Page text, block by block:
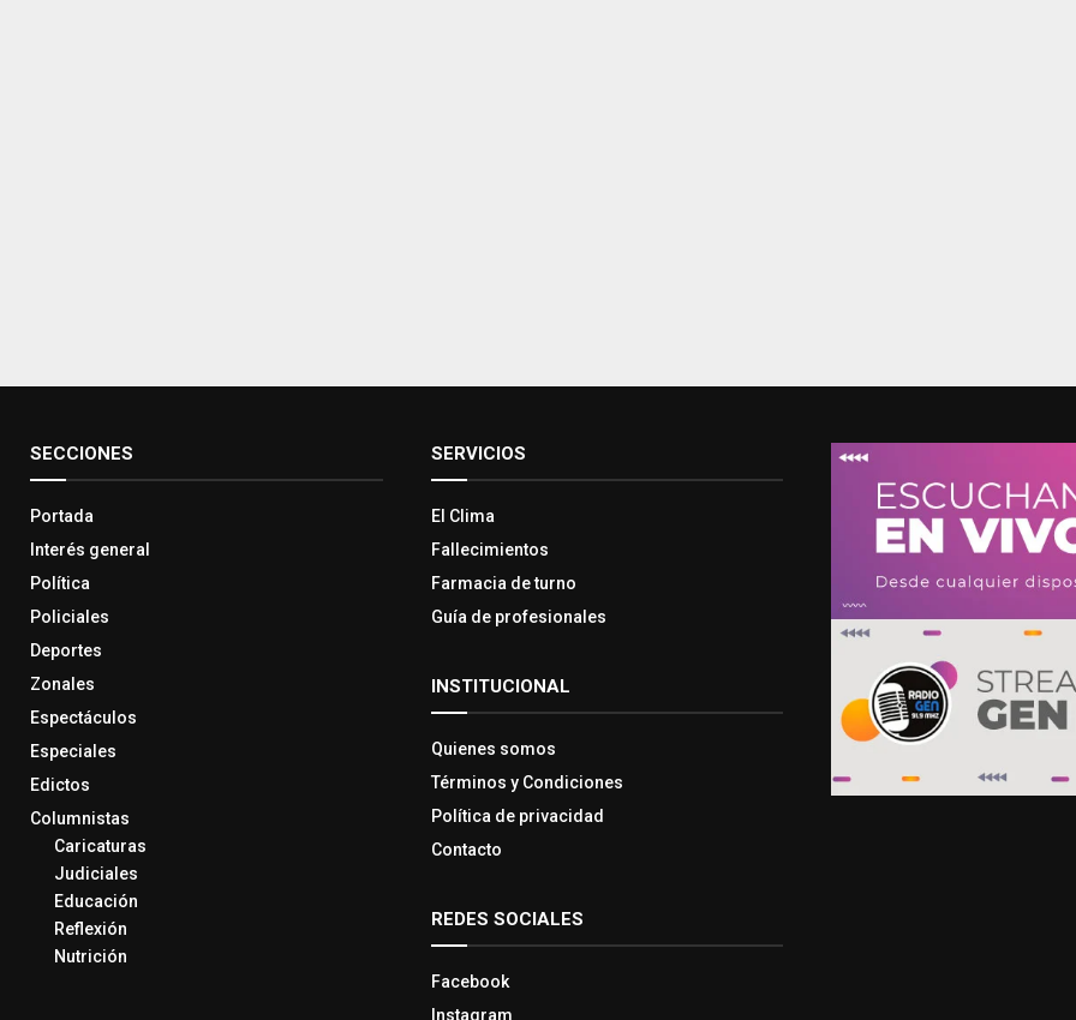
SECCIONES
Portada
Interés general
Política
Policiales
Deportes
Zonales
Espectáculos
Especiales
Edictos
Columnistas
Caricaturas
Judiciales
Educación
Reflexión
Nutrición
SERVICIOS
El Clima
Fallecimientos
Farmacia de turno
Guía de profesionales
INSTITUCIONAL
Quienes somos
Términos y Condiciones
Política de privacidad
Contacto
REDES SOCIALES
Facebook
Instagram